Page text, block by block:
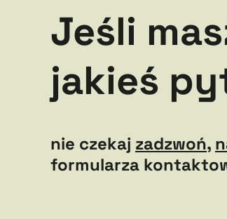
Jeśli
jakieś
nie czekaj zadzwoń,
formularza